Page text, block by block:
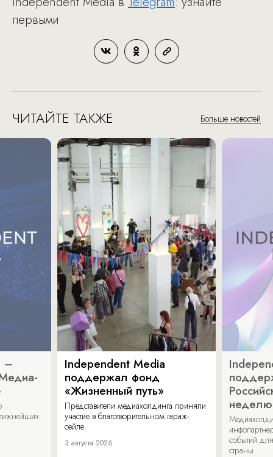
первыми
ЧИТАЙТЕ ТАКЖЕ Больше новостей
–
Independent Media
поддержал фонд
«Жизненный путь»
Представители медиахолдинга приняли
участие в благотворительном гараж-
сейле.
3 августа 2026
неделю
событий
страны.